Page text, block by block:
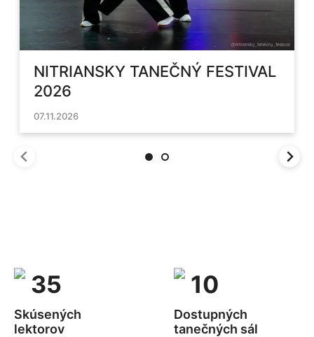
NITRIANSKY TANEČNÝ FESTIVAL
2026
07.11.2026
35
Skúsených
lektorov
10
Dostupných
tanečných sál